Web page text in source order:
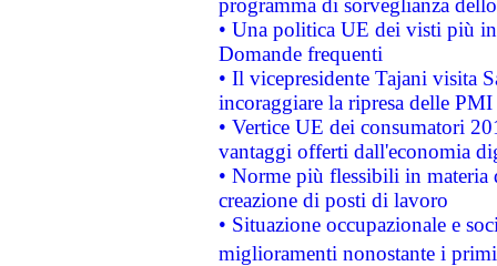
programma di sorveglianza
• Una politica UE dei visti più
Domande frequenti
• Il vicepresidente Tajani visita
incoraggiare la ripresa delle
• Vertice UE dei consumatori
vantaggi offerti dall'economia
• Norme più flessibili in materia
creazione di posti di lavoro
• Situazione occupazionale e
miglioramenti nonostante i